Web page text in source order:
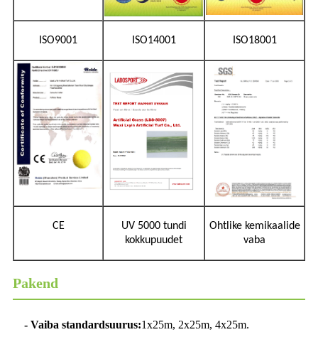
ISO9001 ISO14001 ISO18001
CE
UV 5000 tundi
kokkupuudet
Ohtlike kemikaalide
vaba
Pakend
- Vaiba standardsuurus:1x25m, 2x25m, 4x25m.